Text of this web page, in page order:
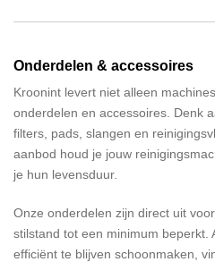
Onderdelen & accessoires
Kroonint levert niet alleen
onderdelen en accessoires. Denk
filters, pads, slangen en
aanbod houd je jouw
je hun levensduur.
Onze onderdelen zijn direct uit
stilstand tot een minimum beperkt.
efficiënt te blijven schoonmaken,